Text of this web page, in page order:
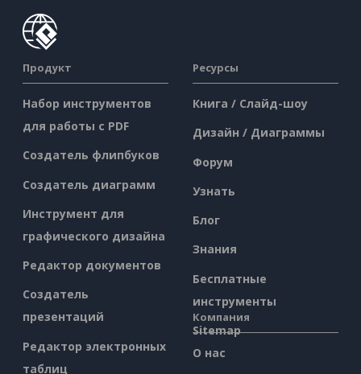
Продукт
Набор инструментов
для работы с PDF
Создатель флипбуков
Создатель диаграмм
Инструмент для
графического дизайна
Редактор документов
Создатель
презентаций
Редактор электронных
таблиц
Ресурсы
Книга / Слайд-шоу
Дизайн / Диаграммы
Форум
Узнать
Блог
Знания
Бесплатные
инструменты
Sitemap
Компания
О нас